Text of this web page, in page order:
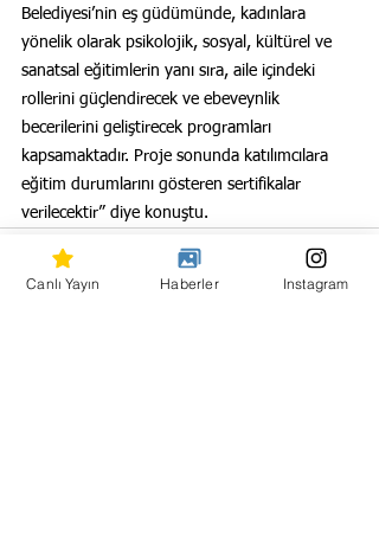
Belediyesi’nin eş güdümünde, kadınlara
yönelik olarak psikolojik, sosyal, kültürel ve
sanatsal eğitimlerin yanı sıra, aile içindeki
rollerini güçlendirecek ve ebeveynlik
becerilerini geliştirecek programları
kapsamaktadır. Proje sonunda katılımcılara
eğitim durumlarını gösteren sertifikalar
verilecektir” diye konuştu.
Canlı Yayın Haberler Instagram